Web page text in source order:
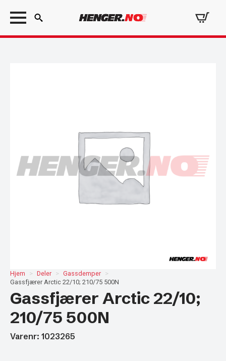
Search
Hjem Deler
Gassdemper
Gassfjærer Arctic 22/10; 210/75 500N
Gassfjærer Arctic 22/10;
210/75 500N
Varenr: 1023265